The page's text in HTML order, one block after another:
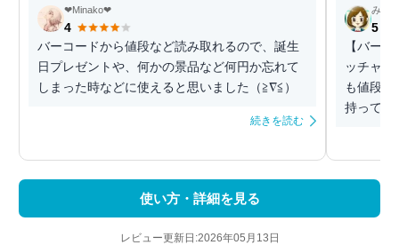
❤︎Minako❤︎
4
バーコードから値段など読み取れるので、誕生
日プレゼントや、何かの景品など何円か忘れて
しまった時などに使えると思いました（≧∇≦）
続きを読む
みよ
5
【バー
ッチャ
も値段
持ってい
使い方・詳細を見る
レビュー更新日:2026年05月13日